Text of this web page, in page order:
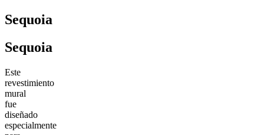
Sequoia
Sequoia
Este
revestimiento
mural
fue
diseñado
especialmente